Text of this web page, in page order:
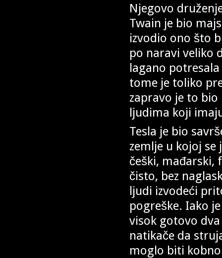
Njegovo
Twain je bio
izvodio ono što
po naravi veliko
lagano
tome je toliko
zapravo je to
ljudima koji
Tesla je bio
zemlje u kojoj se
češki, mađarski,
čisto, bez
ljudi izvodeći
pogreške. Iako
visok gotovo
natikače da
moglo biti